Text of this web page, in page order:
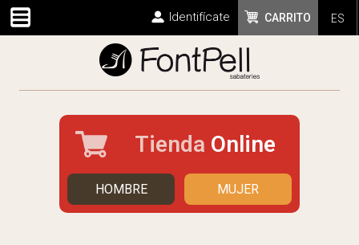
ES
CARRITO
Identifícate
Tienda Online
HOMBRE MUJER